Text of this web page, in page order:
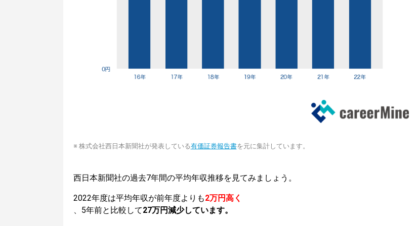
※ 株式会社西日本新聞社が発表している有価証券報告書を元に集計しています。
西日本新聞社の過去7年間の平均年収推移を見てみましょう。
2022年度は平均年収が前年度よりも2万円高く
、5年前と比較して27万円減少しています。